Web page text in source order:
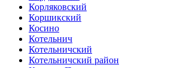
Корляковский
Коршикский
Косино
Котельнич
Котельничский
Котельничский район